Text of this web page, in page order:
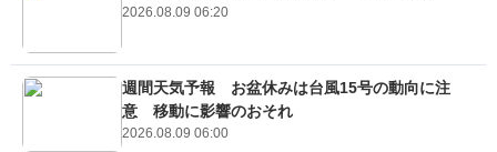
2026.08.09 06:20
週間天気予報 お盆休みは台風15号の動向に注
意 移動に影響のおそれ
2026.08.09 06:00